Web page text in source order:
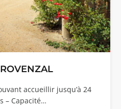
accueillir jusqu’à 24
– Capacité…